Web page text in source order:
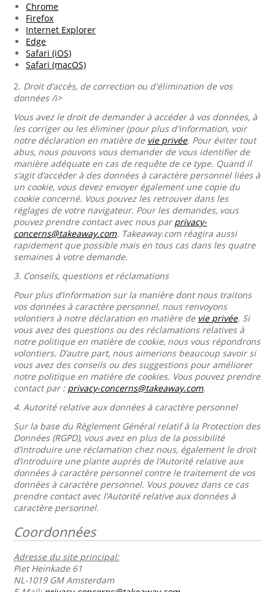
Chrome
Firefox
Internet Explorer
Edge
Safari (iOS)
Safari (macOS)
2. Droit d’accès, de correction ou d'élimination de vos
données /i>
Vous avez le droit de demander à accéder à vos données, à
les corriger ou les éliminer (pour plus d'information, voir
notre déclaration en matière de vie privée. Pour éviter tout
abus, nous pouvons vous demander de vous identifier de
manière adéquate en cas de requête de ce type. Quand il
s’agit d’accéder à des données à caractère personnel liées à
un cookie, vous devez envoyer également une copie du
cookie concerné. Vous pouvez les retrouver dans les
réglages de votre navigateur. Pour les demandes, vous
pouvez prendre contact avec nous parprivacy-
concerns@takeaway.com. Takeaway.com réagira aussi
rapidement que possible mais en tous cas dans les quatre
semaines à votre demande.
3. Conseils, questions et réclamations
Pour plus d’information sur la manière dont nous traitons
vos données à caractère personnel, nous renvoyons
volontiers à notre déclaration en matière de vie privée. Si
vous avez des questions ou des réclamations relatives à
notre politique en matière de cookie, nous vous répondrons
volontiers. D’autre part, nous aimerions beaucoup savoir si
vous avez des conseils ou des suggestions pour améliorer
notre politique en matière de cookies. Vous pouvez prendre
contact par : privacy-concerns@takeaway.com.
4.Autorité relative aux données à caractère personnel
Sur la base du Règlement Général relatif à la Protection des
Données (RGPD), vous avez en plus de la possibilité
d’introduire une réclamation chez nous, également le droit
d’introduire une plante auprès de l’Autorité relative aux
données à caractère personnel contre le traitement de vos
données à caractère personnel. Vous pouvez dans ce cas
prendre contact avec l’Autorité relative aux données à
caractère personnel.
Coordonnées
Adresse du site principal:
Piet Heinkade 61
NL-1019 GM Amsterdam